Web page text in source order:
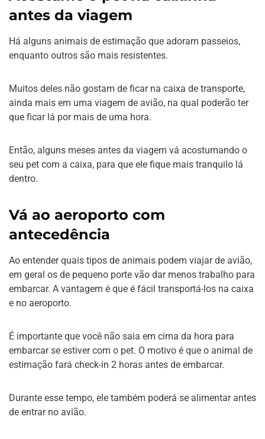
antes da viagem
Há alguns animais de estimação que adoram passeios,
enquanto outros são mais resistentes.
Muitos deles não gostam de ficar na caixa de transporte,
ainda mais em uma viagem de avião, na qual poderão ter
que ficar lá por mais de uma hora.
Então, alguns meses antes da viagem vá acostumando o
seu pet com a caixa, para que ele fique mais tranquilo lá
dentro.
Vá ao aeroporto com
antecedência
Ao entender quais tipos de animais podem viajar de avião,
em geral os de pequeno porte vão dar menos trabalho para
embarcar. A vantagem é que é fácil transportá-los na caixa
e no aeroporto.
É importante que você não saia em cima da hora para
embarcar se estiver com o pet. O motivo é que o animal de
estimação fará check-in 2 horas antes de embarcar.
Durante esse tempo, ele também poderá se alimentar antes
de entrar no avião.